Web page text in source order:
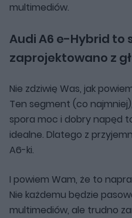
multimediów.
Audi A6 e-Hybrid to
zaprojektowano z
Nie zdziwię Was, jak
Ten segment (co
spora moc i dobry napęd
idealne. Dlatego z
A6-ki.
I powiem Wam, że to
Nie każdemu będzie
multimediów, ale trudno